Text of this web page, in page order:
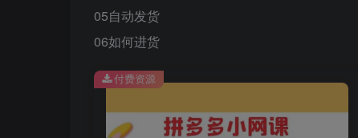
05自动发货
06如何进货
付费资源